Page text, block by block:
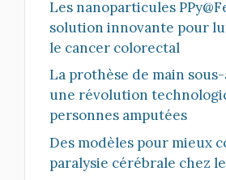
Les nanoparticules
solution innovante pour
le cancer colorectal
La prothèse de main
une révolution
personnes amputées
Des modèles pour mieux
paralysie cérébrale chez